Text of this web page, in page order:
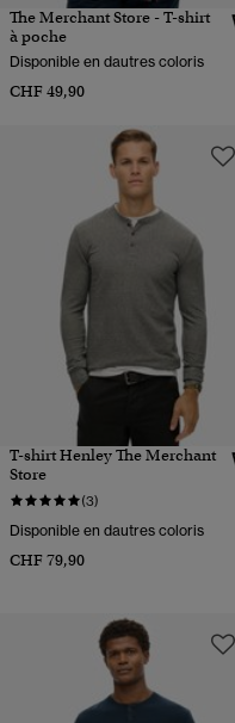
The Merchant Store - T-shirt
à poche
Disponible en dautres coloris
CHF 49,90
T-shirt Henley The Merchant
Store
(3)
Disponible en dautres coloris
CHF 79,90